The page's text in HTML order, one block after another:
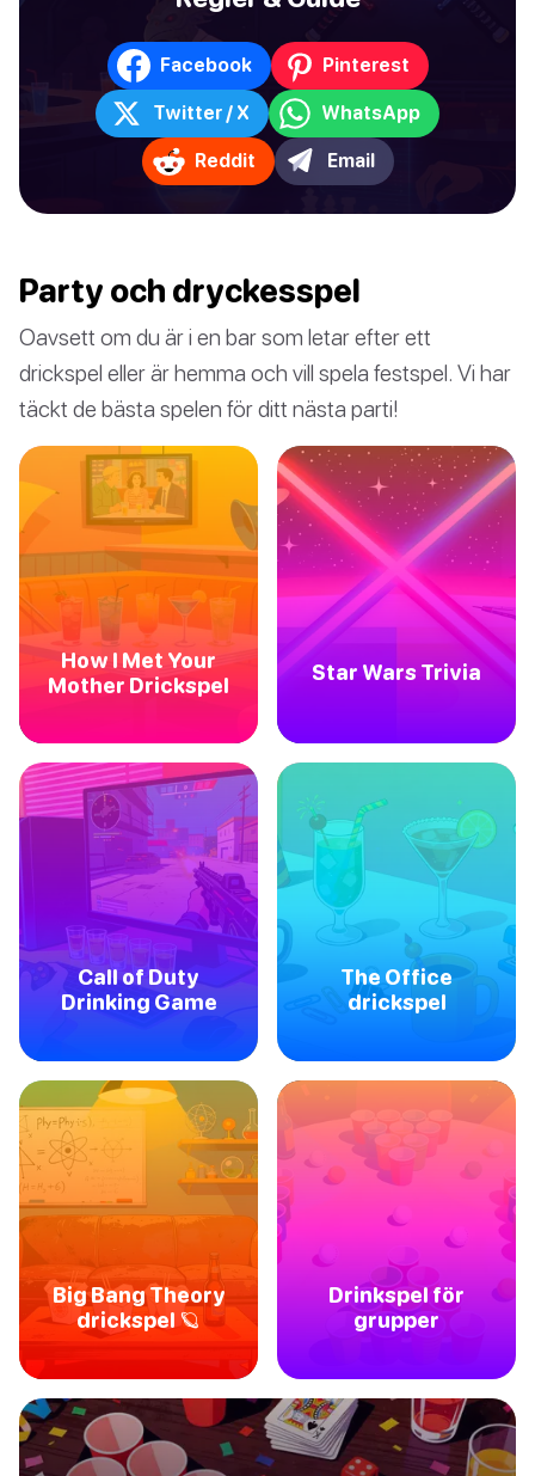
Facebook Pinterest
Twitter / X WhatsApp
Reddit Email
Party och dryckesspel
Oavsett om du är i en bar som letar efter ett
drickspel eller är hemma och vill spela festspel. Vi har
täckt de bästa spelen för ditt nästa parti!
How I Met Your
Mother Drickspel
Star Wars Trivia
Call of Duty
Drinking Game
The Office
drickspel
Big Bang Theory
drickspel 🪐
Drinkspel för
grupper